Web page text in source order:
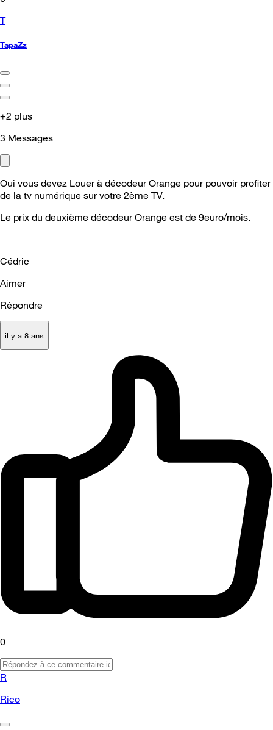
T
TapaZz
+2 plus
3 Messages
Oui vous devez Louer à décodeur Orange pour pouvoir profiter
de la tv numérique sur votre 2ème TV.
Le prix du deuxième décodeur Orange est de 9euro/mois.
Cédric
Aimer
Répondre
il y a 8 ans
0
R
Rico